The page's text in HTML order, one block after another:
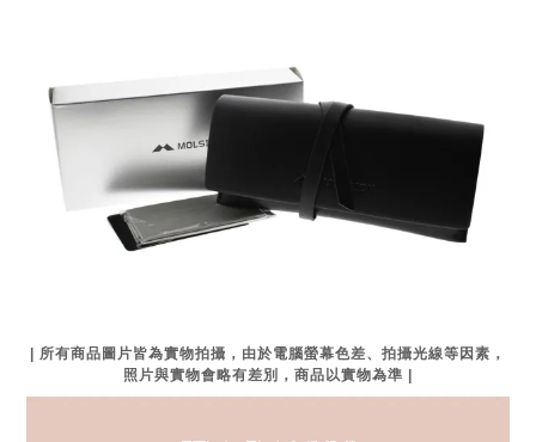
| 所有商品圖片皆為實物拍攝，由於電腦螢幕色差、拍攝光線等因素，
照片與實物會略有差別，商品以實物為準 |